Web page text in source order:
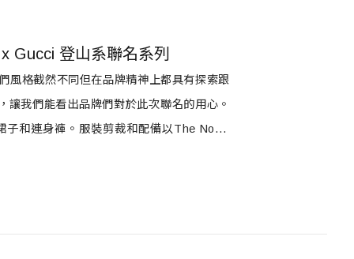
Gucci 登山系聯名系列
風格截然不同但在品牌精神上都具有探索跟
我們能看出品牌們對於此次聯名的用心。
和連身褲。服裝剪裁和配備以The North